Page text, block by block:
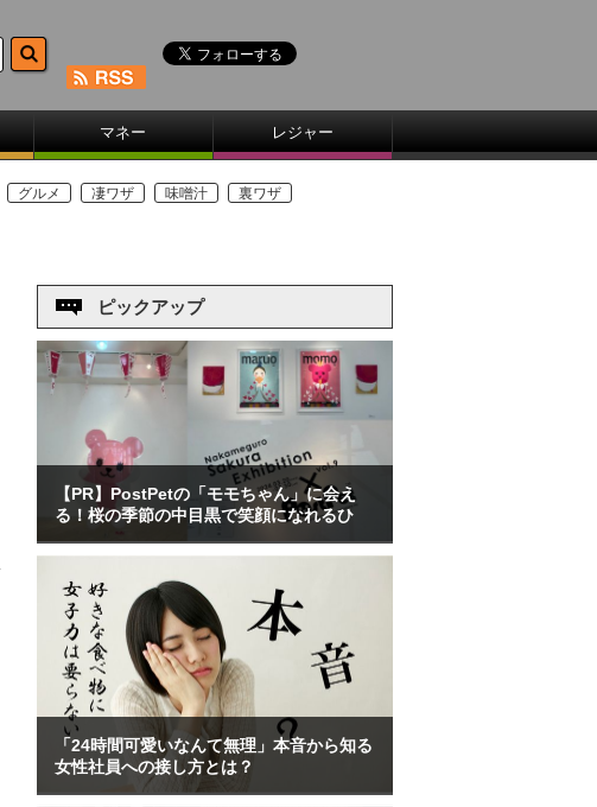
マネー レジャー
グルメ 凄ワザ 味噌汁 裏ワザ
ピックアップ
【PR】PostPetの「モモちゃん」に会え
る！桜の季節の中目黒で笑顔になれるひ
「24時間可愛いなんて無理」本音から知る
女性社員への接し方とは？